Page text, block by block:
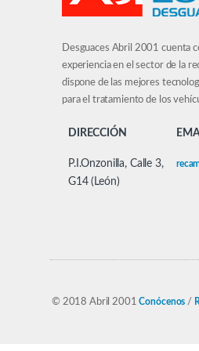
Desguaces Abril 2001 cuenta
experiencia en el sector de la
dispone de las mejores
para el tratamiento de los
DIRECCIÓN
P.I.Onzonilla, Calle 3,
G14 (León)
© 2018 Abril 2001Conócenos /